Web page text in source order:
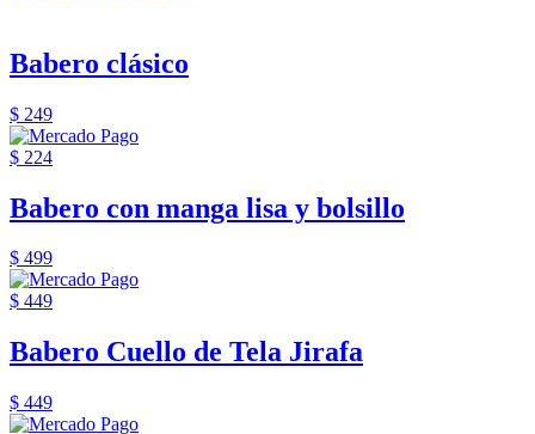
Babero clásico
$ 249
$ 224
Babero con manga lisa y bolsillo
$ 499
$ 449
Babero Cuello de Tela Jirafa
$ 449